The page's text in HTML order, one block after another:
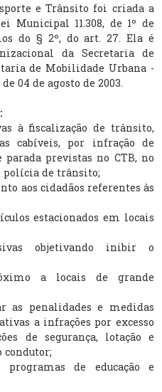
e Trânsito foi criada a
Municipal 11.308, de 1º de
do § 2º, do art. 27. Ela é
da Secretaria de
de Mobilidade Urbana -
04 de agosto de 2003.
à fiscalização de trânsito,
cabíveis, por infração de
previstas no CTB, no
polícia de trânsito;
aos cidadãos referentes às
estacionados em locais
objetivando inibir o
a locais de grande
as penalidades e medidas
a infrações por excesso
de segurança, lotação e
condutor;
de educação e